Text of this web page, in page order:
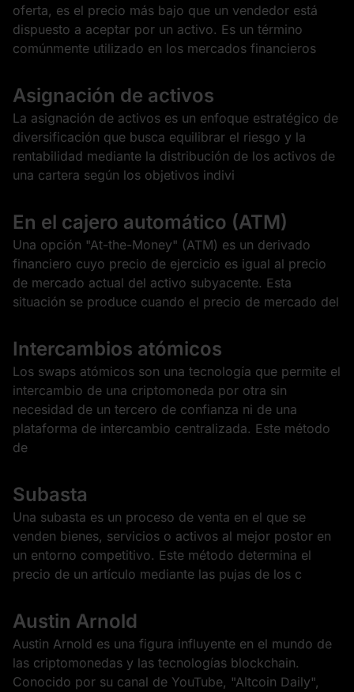
oferta, es el precio más bajo que un vendedor está
dispuesto a aceptar por un activo. Es un término
comúnmente utilizado en los mercados financieros
Asignación de activos
La asignación de activos es un enfoque estratégico de
diversificación que busca equilibrar el riesgo y la
rentabilidad mediante la distribución de los activos de
una cartera según los objetivos indivi
En el cajero automático (ATM)
Una opción "At-the-Money" (ATM) es un derivado
financiero cuyo precio de ejercicio es igual al precio
de mercado actual del activo subyacente. Esta
situación se produce cuando el precio de mercado del
Intercambios atómicos
Los swaps atómicos son una tecnología que permite el
intercambio de una criptomoneda por otra sin
necesidad de un tercero de confianza ni de una
plataforma de intercambio centralizada. Este método
de
Subasta
Una subasta es un proceso de venta en el que se
venden bienes, servicios o activos al mejor postor en
un entorno competitivo. Este método determina el
precio de un artículo mediante las pujas de los c
Austin Arnold
Austin Arnold es una figura influyente en el mundo de
las criptomonedas y las tecnologías blockchain.
Conocido por su canal de YouTube, "Altcoin Daily",